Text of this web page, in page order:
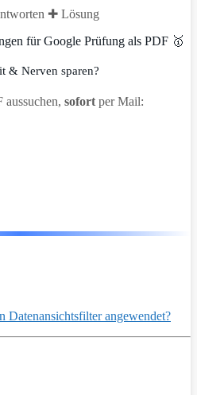
✚ Lösung
für Google Prüfung als PDF 🥇
& Nerven sparen?
aussuchen, sofortper Mail:
Datenansichtsfilter angewendet?